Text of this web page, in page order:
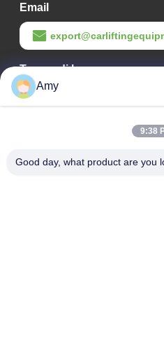
Email
Tempo di lavoro
09:00-18:00
Strada nazionale 106, distretto
Amy
9:38
Good day, what product are you